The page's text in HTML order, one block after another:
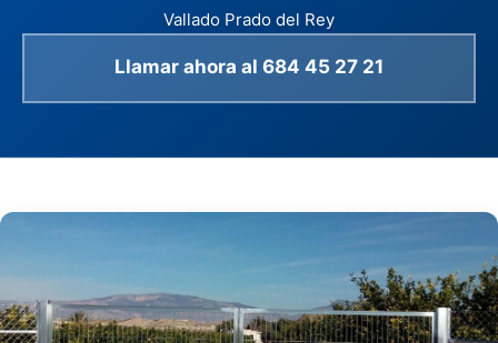
Vallado Prado del Rey
Llamar ahora al 684 45 27 21